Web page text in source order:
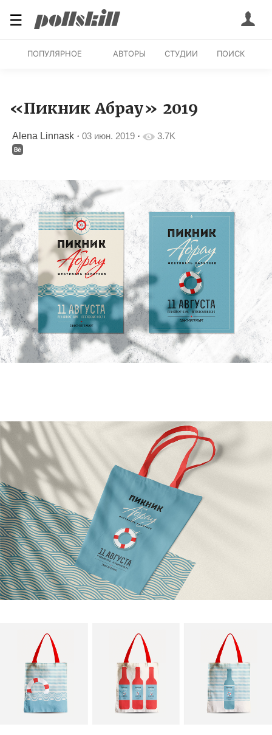
☰
ПОПУЛЯРНОЕ АВТОРЫ СТУДИИ ПОИСК
«Пикник Абрау» 2019
Alena Linnask · 03 июн. 2019 · 3.7K